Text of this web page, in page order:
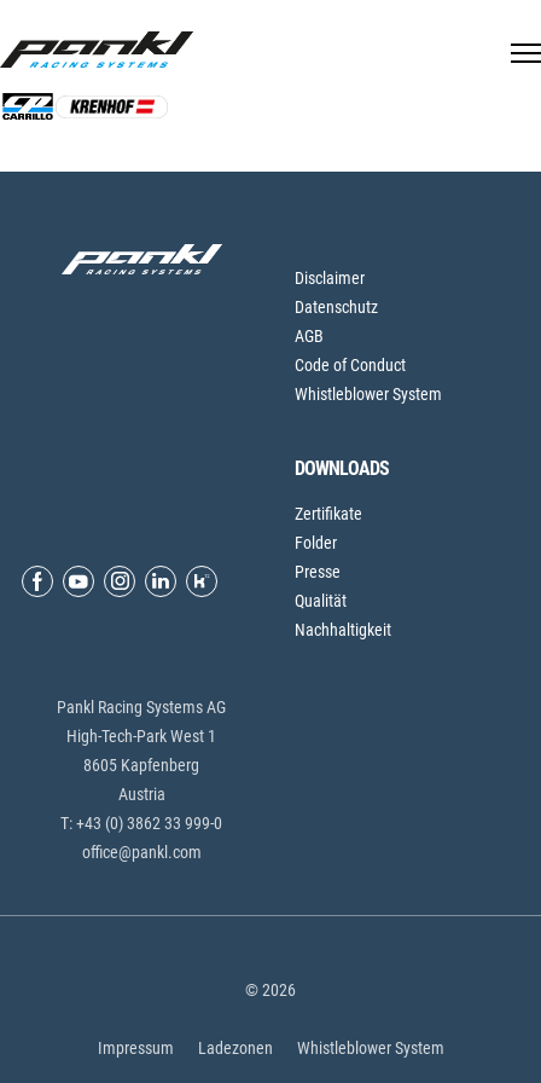
contentJetzt online
bewerben
Disclaimer
Datenschutz
AGB
Code of Conduct
Whistleblower System
DOWNLOADS
Zertifikate
Folder
Presse
Qualität
Nachhaltigkeit
Pankl Racing Systems AG
High-Tech-Park West 1
8605 Kapfenberg
Austria
T: +43 (0) 3862 33 999-0
office@pankl.com
© 2026
Impressum Ladezonen Whistleblower System